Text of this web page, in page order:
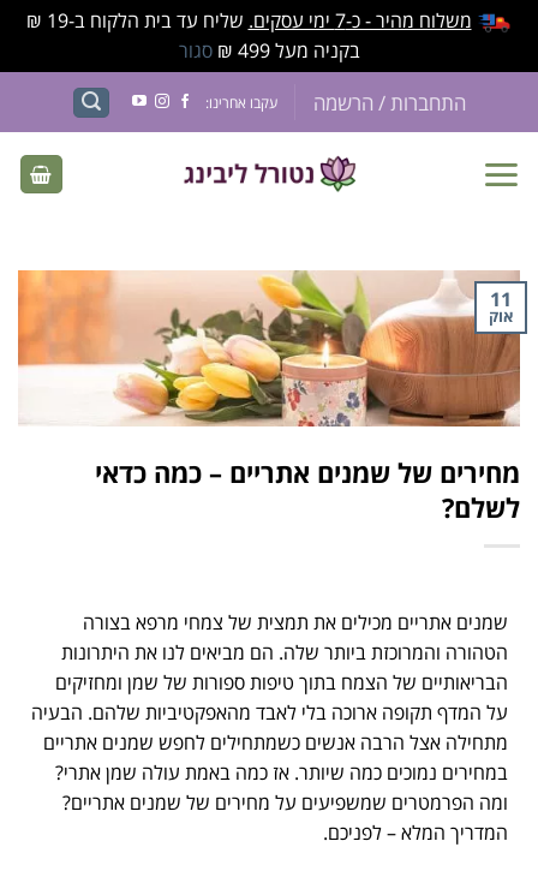
משלוח מהיר - כ-7 ימי עסקים.
שליח עד בית הלקוח ב-19 ₪
בקניה מעל 499 ₪
סגור
התחברות / הרשמה עקבו אחרינו:
11
אוק
מחירים של שמנים אתריים – כמה כדאי
לשלם?
שמנים אתריים מכילים את תמצית של צמחי מרפא בצורה
הטהורה והמרוכזת ביותר שלה. הם מביאים לנו את היתרונות
הבריאותיים של הצמח בתוך טיפות ספורות של שמן ומחזיקים
על המדף תקופה ארוכה בלי לאבד מהאפקטיביות שלהם. הבעיה
מתחילה אצל הרבה אנשים כשמתחילים לחפש שמנים אתריים
במחירים נמוכים כמה שיותר. אז כמה באמת עולה שמן אתרי?
ומה הפרמטרים שמשפיעים על מחירים של שמנים אתריים?
המדריך המלא – לפניכם.